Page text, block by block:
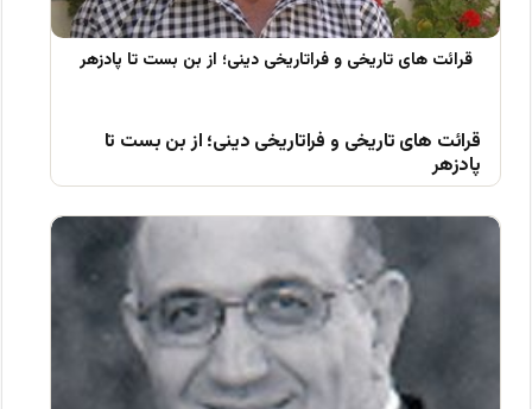
قرائت های تاریخی و فراتاریخی دینی؛ از بن بست تا
پادزهر